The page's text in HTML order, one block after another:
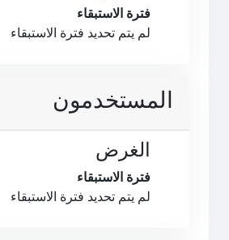
فترة الاستبقاء
لم يتم تحديد فترة الاستبقاء
المستخدمون
الغرض
فترة الاستبقاء
لم يتم تحديد فترة الاستبقاء